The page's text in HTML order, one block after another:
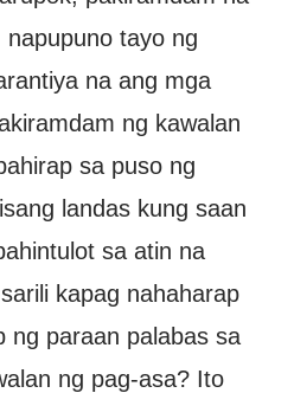
tayo ng
na ang mga
ng kawalan
sa puso ng
landas kung saan
sa atin na
kapag nahaharap
ng paraan palabas sa
ng pag-asa? Ito